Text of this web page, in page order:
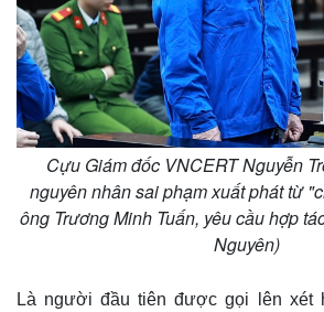
Thế giới
Quan sát
Video
Ảnh
Cựu Giám đốc VNCERT Nguyễn
nguyên nhân sai phạm xuất phát từ
ông Trương Minh Tuấn, yêu cầu hợp
Nguyên)
Là người đầu tiên được gọi lên xét